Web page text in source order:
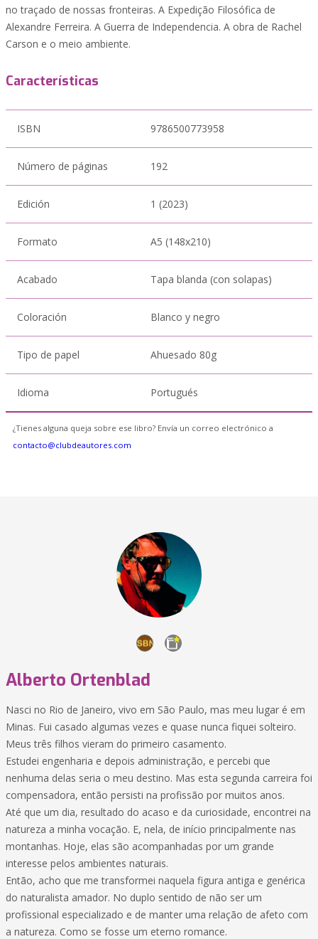
no traçado de nossas fronteiras. A Expedição Filosófica de
Alexandre Ferreira. A Guerra de Independencia. A obra de Rachel
Carson e o meio ambiente.
Características
ISBN 9786500773958
Número de páginas 192
Edición 1 (2023)
Formato A5 (148x210)
Acabado Tapa blanda (con solapas)
Coloración Blanco y negro
Tipo de papel Ahuesado 80g
Idioma Portugués
¿Tienes alguna queja sobre ese libro? Envía un correo electrónico a
contacto@clubdeautores.com
Alberto Ortenblad
Nasci no Rio de Janeiro, vivo em São Paulo, mas meu lugar é em
Minas. Fui casado algumas vezes e quase nunca fiquei solteiro.
Meus três filhos vieram do primeiro casamento.
Estudei engenharia e depois administração, e percebi que
nenhuma delas seria o meu destino. Mas esta segunda carreira foi
compensadora, então persisti na profissão por muitos anos.
Até que um dia, resultado do acaso e da curiosidade, encontrei na
natureza a minha vocação. E, nela, de início principalmente nas
montanhas. Hoje, elas são acompanhadas por um grande
interesse pelos ambientes naturais.
Então, acho que me transformei naquela figura antiga e genérica
do naturalista amador. No duplo sentido de não ser um
profissional especializado e de manter uma relação de afeto com
a natureza. Como se fosse um eterno romance.